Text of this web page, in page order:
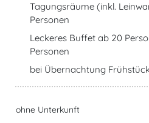
Tagungsräume (inkl.
Personen
Leckeres Buffet ab 20
Personen
bei Übernachtung
ohne Unterkunft